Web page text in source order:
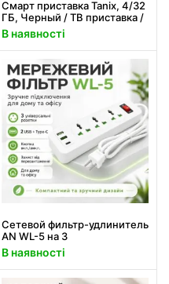
Смарт приставка Tanix, 4/32
ГБ, Черный / ТВ приставка /
Смарт бокс для телевизора
/ Андроид тв / Смарт ТВ
В наявності
Сетевой фильтр-удлинитель
AN WL-5 на 3
универсальные розетки и 3
USB-порта с кнопкой
включения, белый
В наявності